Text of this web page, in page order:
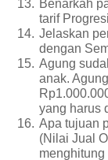
13. Benarkah
tarif
14. Jelaskan
dengan
15. Agung
anak.
yang harus
16. Apa tujuan
(Nilai Jual